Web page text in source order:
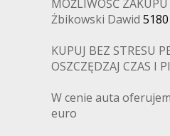
MOŻLIWOŚĆ
Żbikowski Dawid
KUPUJ BEZ STRESU
OSZCZĘDZAJ CZAS I
W cenie auta
euro